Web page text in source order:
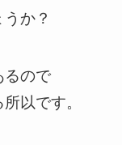
か？
るので
以です。